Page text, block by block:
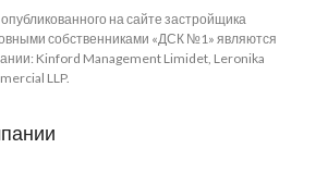
на сайте застройщика
собственниками «ДСК №1» являются
Kinford Management Limidet, Leronika
LLP.